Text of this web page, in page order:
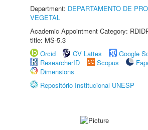
Department: DEPARTAMENTO DE
VEGETAL
Academic Appointment Category:
title: MS-5.3
Orcid
CV Lattes
Google
ResearcherID
Scopus
Dimensions
Repositório Institucional UNESP